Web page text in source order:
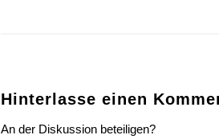
Hinterlasse einen
An der Diskussion beteiligen?